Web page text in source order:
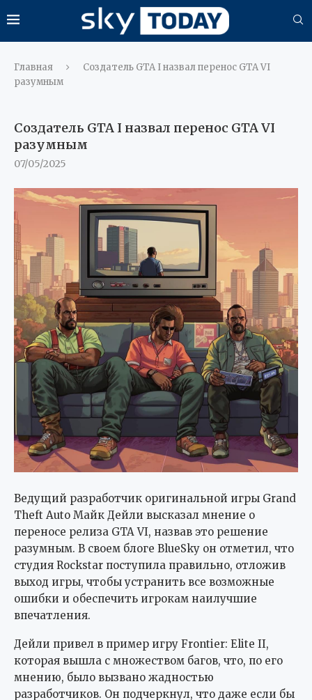
Главная
Создатель GTA I назвал перенос GTA VI
разумным
Создатель GTA I назвал перенос GTA VI
разумным
07/05/2025
Ведущий разработчик оригинальной игры Grand
Theft Auto Майк Дейли высказал мнение о
переносе релиза GTA VI, назвав это решение
разумным. В своем блоге BlueSky он отметил, что
студия Rockstar поступила правильно, отложив
выход игры, чтобы устранить все возможные
ошибки и обеспечить игрокам наилучшие
впечатления.
Дейли привел в пример игру Frontier: Elite II,
которая вышла с множеством багов, что, по его
мнению, было вызвано жадностью
разработчиков. Он подчеркнул, что даже если бы